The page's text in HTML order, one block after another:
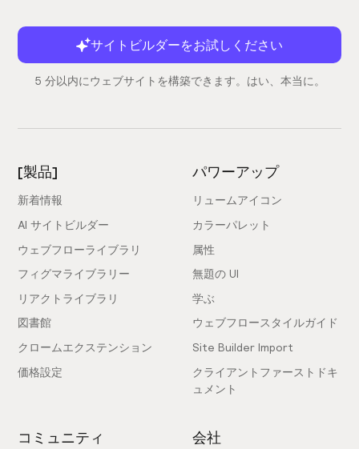
サイトビルダーをお試しください
5 分以内にウェブサイトを構築できます。はい、本当に。
[製品]
新着情報
AI サイトビルダー
ウェブフローライブラリ
フィグマライブラリー
リアクトライブラリ
図書館
クロームエクステンション
価格設定
パワーアップ
リュームアイコン
カラーパレット
属性
無題の UI
学ぶ
ウェブフロースタイルガイド
Site Builder Import
クライアントファーストドキ
ュメント
コミュニティ 会社